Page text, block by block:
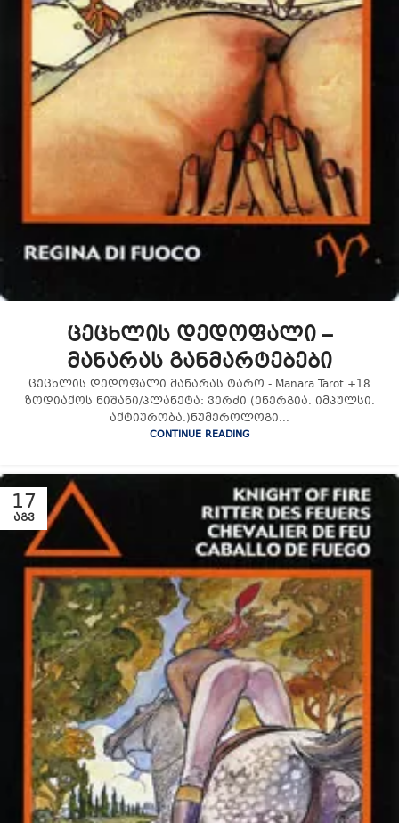
ცეცხლის დედოფალი –
მანარას განმარტებები
ცეცხლის დედოფალი მანარას ტარო - Manara Tarot +18
ზოდიაქოს ნიშანი/პლანეტა: ვერძი (ენერგია. იმპულსი.
აქტიურობა.)ნუმეროლოგი...
CONTINUE READING
17
ᲐᲒᲕ